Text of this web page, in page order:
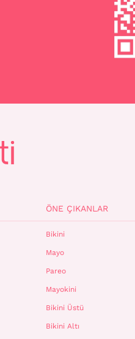
ÖNE ÇIKANLAR
Bikini
Mayo
Pareo
Mayokini
Bikini Üstü
Bikini Altı